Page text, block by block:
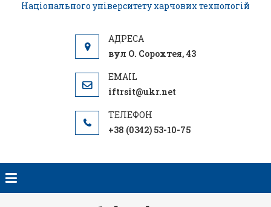
Національного університету харчових технологій
вул О. Сорохтея, 43
iftrsit@ukr.net
+38 (0342) 53-10-75